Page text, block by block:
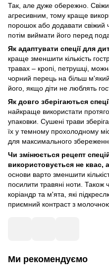
Так, але дуже обережно.
агресивним, тому краще
порошок або додавати
потім виймати його перед
Як адаптувати спеції для
краще зменшити кількість
травах – кропі, петрушці,
чорний перець на більш м'який
його, якщо діти не люблять
Як довго зберігаються
найкраще використати
упаковки. Сушені трави
їх у темному прохолодному
для максимального
Чи змінюється рецепт
використовується не квас,
основи варто зменшити
посилити травяні ноти.
коріандр та м'ята, які
приємний контраст з
Ми рекомендуємо